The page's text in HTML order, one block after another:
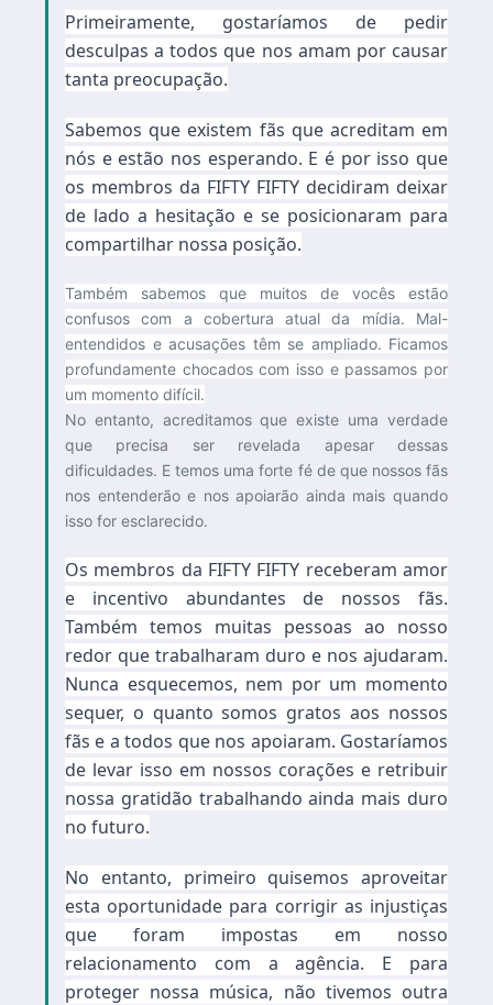
Primeiramente, gostaríamos de pedir
desculpas a todos que nos amam por causar
tanta preocupação.
Sabemos que existem fãs que acreditam em
nós e estão nos esperando. E é por isso que
os membros da FIFTY FIFTY decidiram deixar
de lado a hesitação e se posicionaram para
compartilhar nossa posição.
Também sabemos que muitos de vocês estão
confusos com a cobertura atual da mídia. Mal-
entendidos e acusações têm se ampliado. Ficamos
profundamente chocados com isso e passamos por
um momento difícil.
No entanto, acreditamos que existe uma verdade
que precisa ser revelada apesar dessas
dificuldades. E temos uma forte fé de que nossos fãs
nos entenderão e nos apoiarão ainda mais quando
isso for esclarecido.
Os membros da FIFTY FIFTY receberam amor
e incentivo abundantes de nossos fãs.
Também temos muitas pessoas ao nosso
redor que trabalharam duro e nos ajudaram.
Nunca esquecemos, nem por um momento
sequer, o quanto somos gratos aos nossos
fãs e a todos que nos apoiaram. Gostaríamos
de levar isso em nossos corações e retribuir
nossa gratidão trabalhando ainda mais duro
no futuro.
No entanto, primeiro quisemos aproveitar
esta oportunidade para corrigir as injustiças
que foram impostas em nosso
relacionamento com a agência. E para
proteger nossa música, não tivemos outra